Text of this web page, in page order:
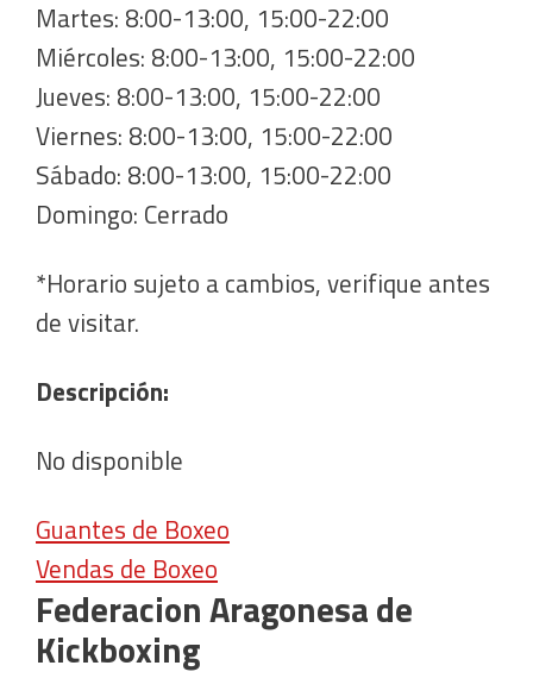
Martes: 8:00-13:00, 15:00-22:00
Miércoles: 8:00-13:00, 15:00-22:00
Jueves: 8:00-13:00, 15:00-22:00
Viernes: 8:00-13:00, 15:00-22:00
Sábado: 8:00-13:00, 15:00-22:00
Domingo: Cerrado
*Horario sujeto a cambios, verifique antes
de visitar.
Descripción:
No disponible
Guantes de Boxeo
Vendas de Boxeo
Federacion Aragonesa de
Kickboxing